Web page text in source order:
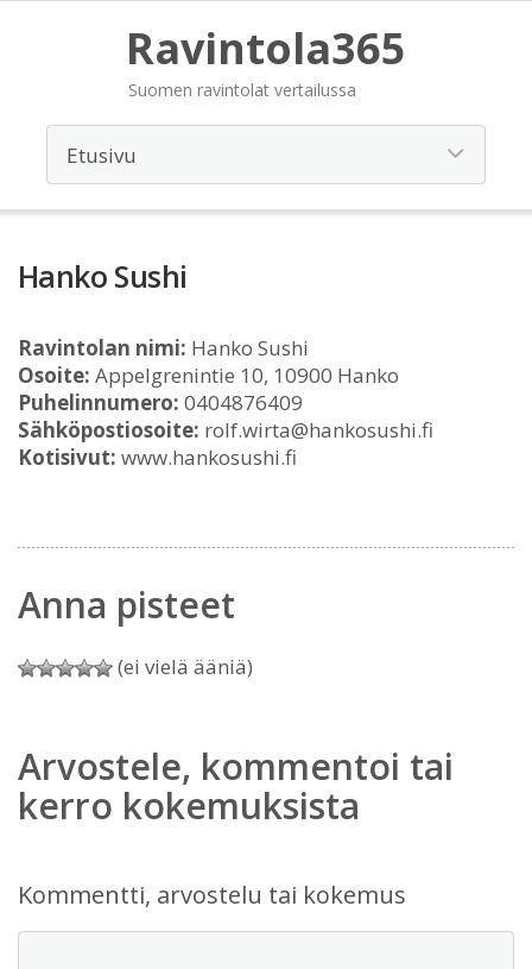
Ravintola365
Suomen ravintolat vertailussa
Hanko Sushi
Ravintolan nimi: Hanko Sushi
Osoite: Appelgrenintie 10, 10900 Hanko
Puhelinnumero: 0404876409
Sähköpostiosoite: rolf.wirta@hankosushi.fi
Kotisivut: www.hankosushi.fi
Anna pisteet
(ei vielä ääniä)
Arvostele, kommentoi tai
kerro kokemuksista
Kommentti, arvostelu tai kokemus